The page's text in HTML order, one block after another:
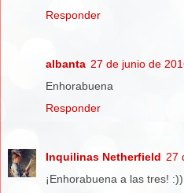
Responder
albanta 27 de junio de
Enhorabuena
Responder
Inquilinas Netherfield 27
¡Enhorabuena a las tres! :))